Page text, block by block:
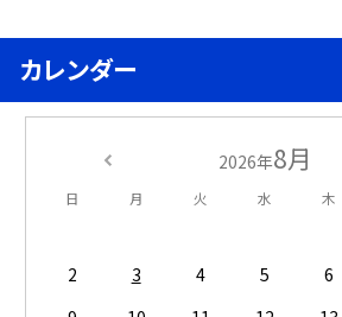
カレンダー
2026年8月
日 月 火 水 木
2
3 4 5 6